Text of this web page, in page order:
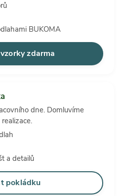
BUKOMA
zdarma
dne. Domluvíme
a detailů
pokládku